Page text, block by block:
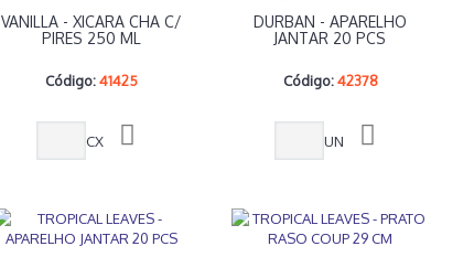
VANILLA - XICARA CHA C/
PIRES 250 ML
Código:41425
CX
DURBAN - APARELHO
JANTAR 20 PCS
Código: 42378
UN